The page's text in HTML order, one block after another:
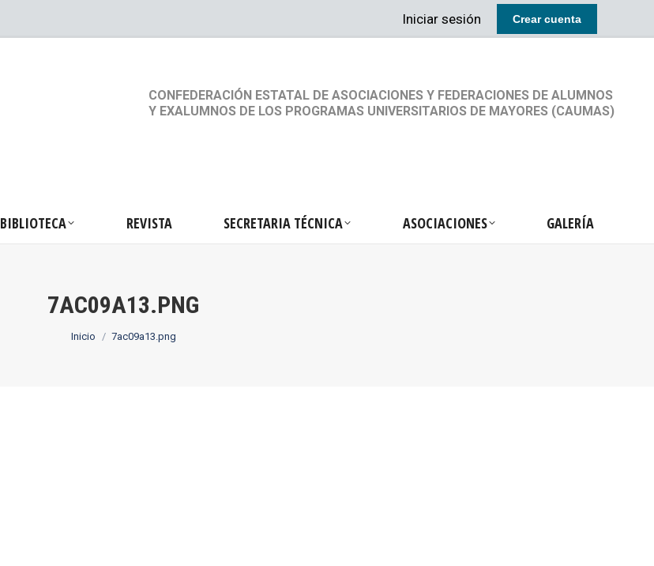
Iniciar sesión Crear cuenta
CONFEDERACIÓN ESTATAL DE ASOCIACIONES Y FEDERACIONES DE ALUMNOS
Y EXALUMNOS DE LOS PROGRAMAS UNIVERSITARIOS DE MAYORES (CAUMAS)
BIBLIOTECA REVISTA SECRETARIA TÉCNICA ASOCIACIONES GALERÍA
7AC09A13.PNG
Estás aquí:
Inicio 7ac09a13.png